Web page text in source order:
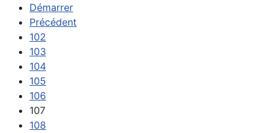
Démarrer
Précédent
102
103
104
105
106
107
108